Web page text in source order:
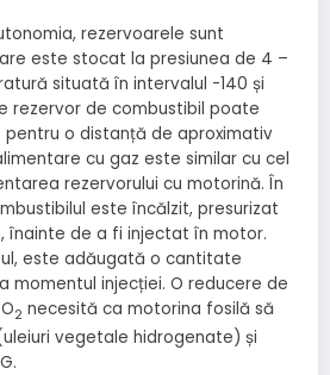
rezervoarele sunt
este stocat la presiunea de 4 –
situată în intervalul -140 și
rezervor de combustibil poate
pentru o distanță de aproximativ
cu gaz este similar cu cel
rezervorului cu motorină. În
este încălzit, presurizat
înainte de a fi injectat în motor.
este adăugată o cantitate
momentul injecției. O reducere de
2 necesită ca motorina fosilă să
vegetale hidrogenate) și